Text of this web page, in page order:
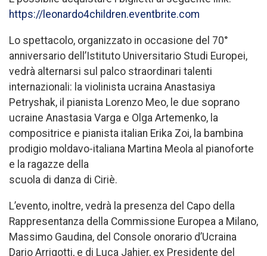
https://leonardo4children.eventbrite.com
Lo spettacolo, organizzato in occasione del 70°
anniversario dell’Istituto Universitario Studi Europei,
vedrà alternarsi sul palco straordinari talenti
internazionali: la violinista ucraina Anastasiya
Petryshak, il pianista Lorenzo Meo, le due soprano
ucraine Anastasia Varga e Olga Artemenko, la
compositrice e pianista italian Erika Zoi, la bambina
prodigio moldavo-italiana Martina Meola al pianoforte
e la ragazze della
scuola di danza di Ciriè.
L’evento, inoltre, vedrà la presenza del Capo della
Rappresentanza della Commissione Europea a Milano,
Massimo Gaudina, del Console onorario d’Ucraina
Dario Arrigotti, e di Luca Jahier, ex Presidente del